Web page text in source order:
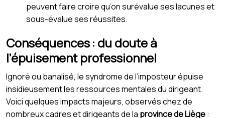
peuvent faire croire qu’on surévalue ses lacunes et
sous-évalue ses réussites.
Conséquences : du doute à
l’épuisement professionnel
Ignoré ou banalisé, le syndrome de l’imposteur épuise
insidieusement les ressources mentales du dirigeant.
Voici quelques impacts majeurs, observés chez de
nombreux cadres et dirigeants de la province de Liège: